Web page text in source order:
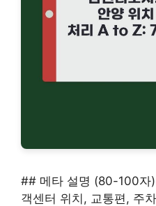
## 메타 설명 (80-100자
객센터 위치, 교통편, 주